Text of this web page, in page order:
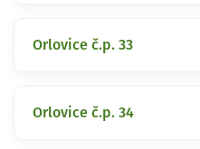
Orlovice č.p. 33
Orlovice č.p. 34